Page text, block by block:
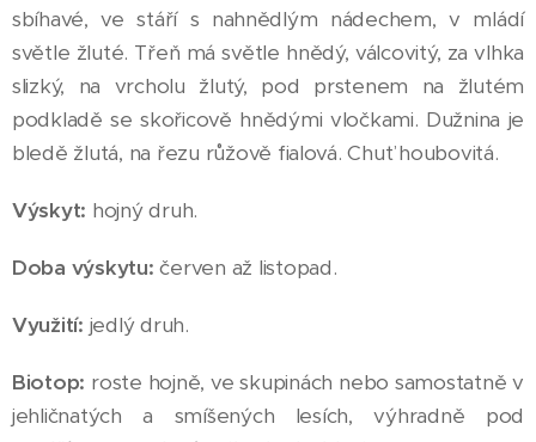
sbíhavé, ve stáří s nahnědlým nádechem, v mládí
světle žluté. Třeň má světle hnědý, válcovitý, za vlhka
slizký, na vrcholu žlutý, pod prstenem na žlutém
podkladě se skořicově hnědými vločkami. Dužnina je
bledě žlutá, na řezu růžově fialová. Chuť houbovitá.
Výskyt: hojný druh.
Doba výskytu: červen až listopad.
Využití: jedlý druh.
Biotop: roste hojně, ve skupinách nebo samostatně v
jehličnatých a smíšených lesích, výhradně pod